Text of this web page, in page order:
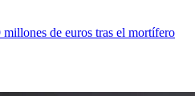
de euros tras el mortífero